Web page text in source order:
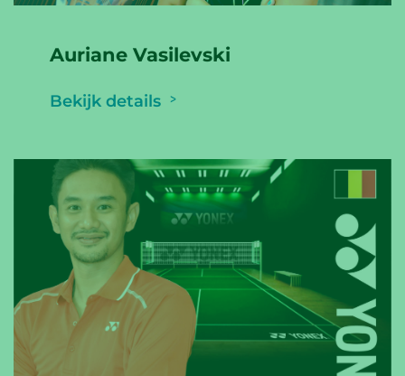
Auriane Vasilevski
Bekijk details